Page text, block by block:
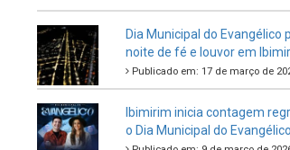
Dia Municipal do Evangélico
noite de fé e louvor em
Publicado em: 17 de março de
Ibimirim inicia contagem
o Dia Municipal do